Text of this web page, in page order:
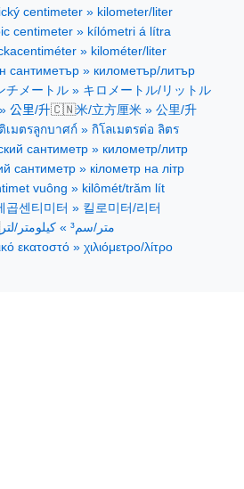
centimeter » kilometer/liter
centimeter » kílómetri á lítra
» kilométer/liter
сантиметър » километър/литър
チメートル » キロメートル/リットル
公里/升🇨🇳米/立方厘米 » 公里/升
เมตรลูกบาศก์ » กิโลเมตรต่อ ลิตร
сантиметр » километр/литр
сантиметр » кілометр на літр
vuông » kilômét/trăm lít
곱센티미터 » 킬로미터/리터
متر/سم³ » كيلومتر/لتر
εκατοστό » χιλιόμετρο/λίτρο